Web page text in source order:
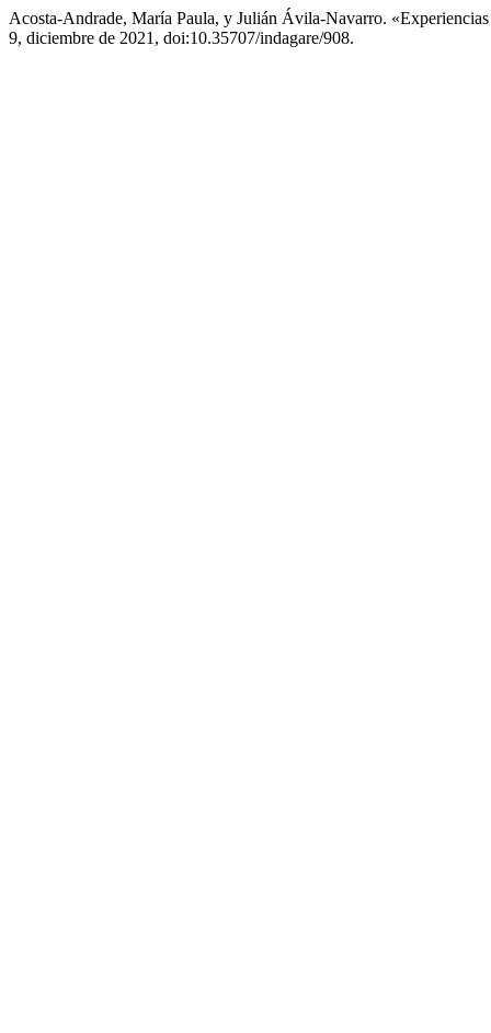
Acosta-Andrade, María Paula, y Julián Ávila-Navarro.
9, diciembre de 2021, doi:10.35707/indagare/908.